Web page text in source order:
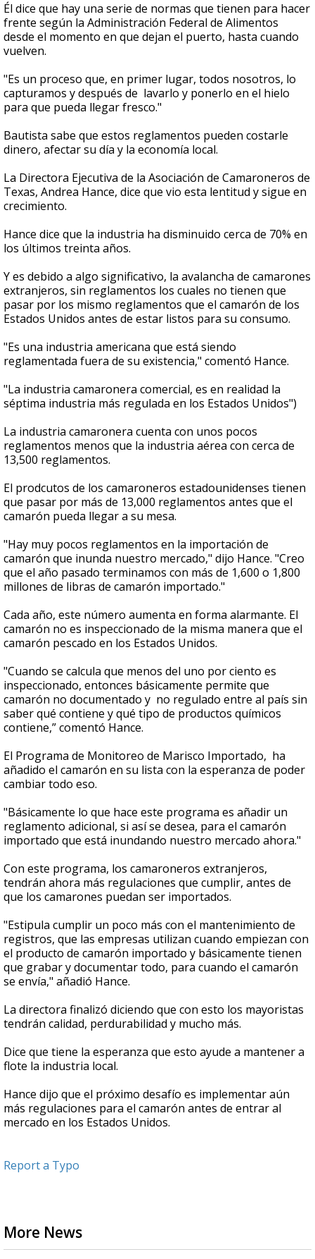
Él dice que hay una serie de normas que tienen para hacer
frente según la Administración Federal de Alimentos
desde el momento en que dejan el puerto, hasta cuando
vuelven.
"Es un proceso que, en primer lugar, todos nosotros, lo
capturamos y después de lavarlo y ponerlo en el hielo
para que pueda llegar fresco."
Bautista sabe que estos reglamentos pueden costarle
dinero, afectar su día y la economía local.
La Directora Ejecutiva de la Asociación de Camaroneros de
Texas, Andrea Hance, dice que vio esta lentitud y sigue en
crecimiento.
Hance dice que la industria ha disminuido cerca de 70% en
los últimos treinta años.
Y es debido a algo significativo, la avalancha de camarones
extranjeros, sin reglamentos los cuales no tienen que
pasar por los mismo reglamentos que el camarón de los
Estados Unidos antes de estar listos para su consumo.
"Es una industria americana que está siendo
reglamentada fuera de su existencia," comentó Hance.
"La industria camaronera comercial, es en realidad la
séptima industria más regulada en los Estados Unidos")
La industria camaronera cuenta con unos pocos
reglamentos menos que la industria aérea con cerca de
13,500 reglamentos.
El prodcutos de los camaroneros estadounidenses tienen
que pasar por más de 13,000 reglamentos antes que el
camarón pueda llegar a su mesa.
"Hay muy pocos reglamentos en la importación de
camarón que inunda nuestro mercado," dijo Hance. "Creo
que el año pasado terminamos con más de 1,600 o 1,800
millones de libras de camarón importado."
Cada año, este número aumenta en forma alarmante. El
camarón no es inspeccionado de la misma manera que el
camarón pescado en los Estados Unidos.
"Cuando se calcula que menos del uno por ciento es
inspeccionado, entonces básicamente permite que
camarón no documentado y no regulado entre al país sin
saber qué contiene y qué tipo de productos químicos
contiene,” comentó Hance.
El Programa de Monitoreo de Marisco Importado, ha
añadido el camarón en su lista con la esperanza de poder
cambiar todo eso.
"Básicamente lo que hace este programa es añadir un
reglamento adicional, si así se desea, para el camarón
importado que está inundando nuestro mercado ahora."
Con este programa, los camaroneros extranjeros,
tendrán ahora más regulaciones que cumplir, antes de
que los camarones puedan ser importados.
"Estipula cumplir un poco más con el mantenimiento de
registros, que las empresas utilizan cuando empiezan con
el producto de camarón importado y básicamente tienen
que grabar y documentar todo, para cuando el camarón
se envía," añadió Hance.
La directora finalizó diciendo que con esto los mayoristas
tendrán calidad, perdurabilidad y mucho más.
Dice que tiene la esperanza que esto ayude a mantener a
flote la industria local.
Hance dijo que el próximo desafío es implementar aún
más regulaciones para el camarón antes de entrar al
mercado en los Estados Unidos.
Report a Typo
More News